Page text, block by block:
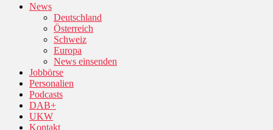
News
Deutschland
Österreich
Schweiz
Europa
News einsenden
Jobbörse
Personalien
Podcasts
DAB+
UKW
Kontakt